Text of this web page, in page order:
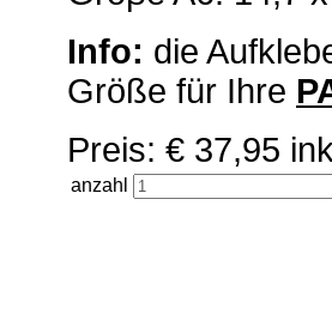
Info: die
Größe für Ihre
Preis: € 37,95
anzahl